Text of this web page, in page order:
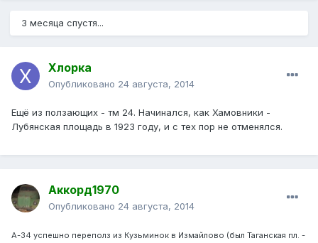
3 месяца спустя...
Хлорка
Опубликовано 24 августа, 2014
Ещё из ползающих - тм 24. Начинался, как Хамовники -
Лубянская площадь в 1923 году, и с тех пор не отменялся.
Аккорд1970
Опубликовано 24 августа, 2014
А-34 успешно переполз из Кузьминок в Измайлово (был Таганская пл. -